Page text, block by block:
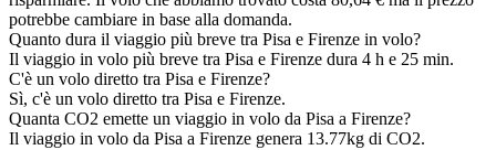
potrebbe cambiare in base alla domanda.
Quanto dura il viaggio più breve tra Pisa e Firenze in volo?
Il viaggio in volo più breve tra Pisa e Firenze dura 4 h e 25 min.
C'è un volo diretto tra Pisa e Firenze?
Sì, c'è un volo diretto tra Pisa e Firenze.
Quanta CO2 emette un viaggio in volo da Pisa a Firenze?
Il viaggio in volo da Pisa a Firenze genera 13.77kg di CO2.